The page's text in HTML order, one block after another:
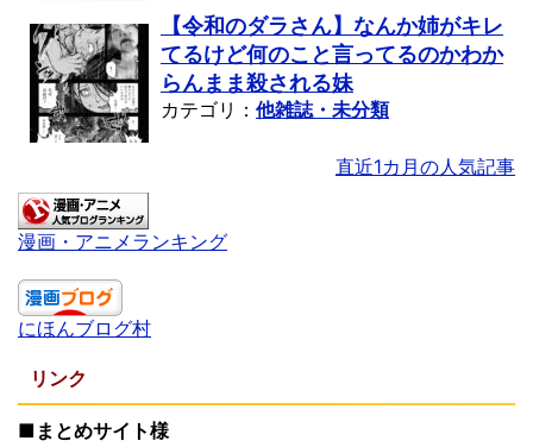
【令和のダラさん】なんか姉がキレ
てるけど何のこと言ってるのかわか
らんまま殺される妹
カテゴリ： 他雑誌・未分類
直近1カ月の人気記事
漫画・アニメランキング
にほんブログ村
リンク
■まとめサイト様